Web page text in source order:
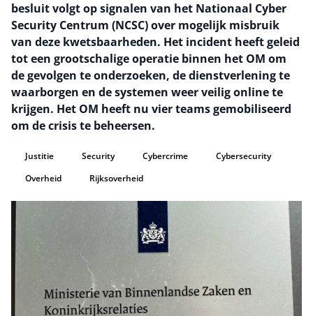
besluit volgt op signalen van het Nationaal Cyber
Security Centrum (NCSC) over mogelijk misbruik
van deze kwetsbaarheden. Het incident heeft geleid
tot een grootschalige operatie binnen het OM om
de gevolgen te onderzoeken, de dienstverlening te
waarborgen en de systemen weer veilig online te
krijgen. Het OM heeft nu vier teams gemobiliseerd
om de crisis te beheersen.
Justitie Security Cybercrime
Cybersecurity
Overheid
Rijksoverheid